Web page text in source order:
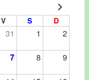
V S D
31 1 2
7 8 9